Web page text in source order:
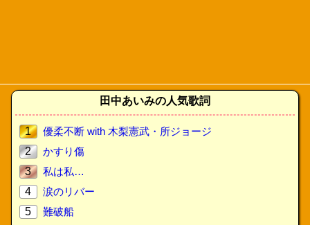
田中あいみの人気歌詞
1
優柔不断 with 木梨憲武・所ジョージ
2
かすり傷
3
私は私…
4
涙のリバー
5
難破船